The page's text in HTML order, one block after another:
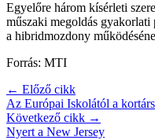
Egyelőre három kísérleti
műszaki megoldás gyakorlati
a hibridmozdony
Forrás: MTI
← Előző cikk
Az Európai Iskolától a
Következő cikk →
Nyert a New Jersey